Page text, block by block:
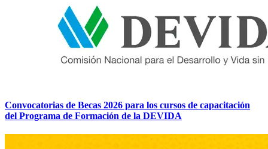
Convocatorias de Becas 2026 para los cursos de capacitación
del Programa de Formación de la DEVIDA